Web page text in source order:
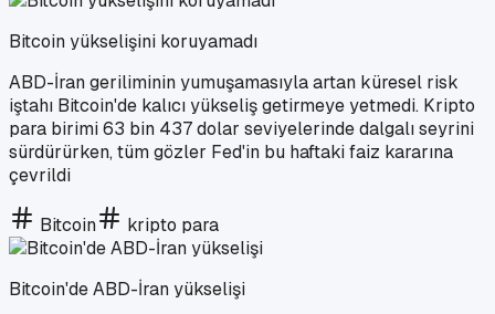
Bitcoin yükselişini koruyamadı
ABD-İran geriliminin yumuşamasıyla artan küresel risk
iştahı Bitcoin'de kalıcı yükseliş getirmeye yetmedi. Kripto
para birimi 63 bin 437 dolar seviyelerinde dalgalı seyrini
sürdürürken, tüm gözler Fed'in bu haftaki faiz kararına
çevrildi
Bitcoin kripto para
Bitcoin'de ABD-İran yükselişi